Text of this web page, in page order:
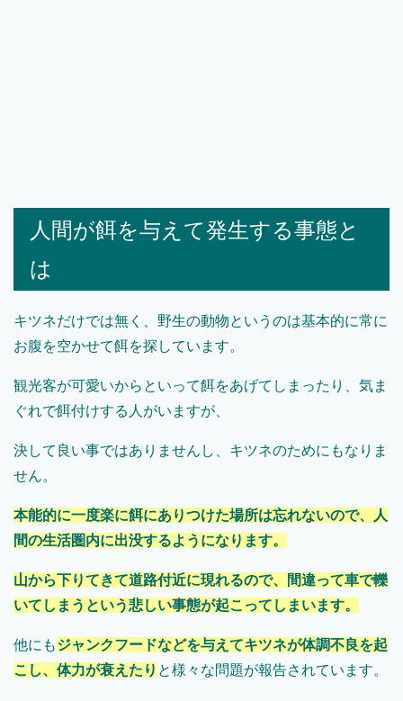
人間が餌を与えて発生する事態と
は
キツネだけでは無く、野生の動物というのは基本的に常に
お腹を空かせて餌を探しています。
観光客が可愛いからといって餌をあげてしまったり、気ま
ぐれで餌付けする人がいますが、
決して良い事ではありませんし、キツネのためにもなりま
せん。
本能的に一度楽に餌にありつけた場所は忘れないので、人
間の生活圏内に出没するようになります。
山から下りてきて道路付近に現れるので、間違って車で轢
いてしまうという悲しい事態が起こってしまいます。
他にもジャンクフードなどを与えてキツネが体調不良を起
こし、体力が衰えたり と様々な問題が報告されています。